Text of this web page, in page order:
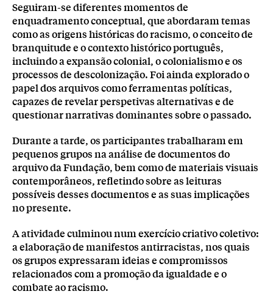
Seguiram-se diferentes momentos de
enquadramento conceptual, que abordaram temas
como as origens históricas do racismo, o conceito de
branquitude e o contexto histórico português,
incluindo a expansão colonial, o colonialismo e os
processos de descolonização. Foi ainda explorado o
papel dos arquivos como ferramentas políticas,
capazes de revelar perspetivas alternativas e de
questionar narrativas dominantes sobre o passado.
Durante a tarde, os participantes trabalharam em
pequenos grupos na análise de documentos do
arquivo da Fundação, bem como de materiais visuais
contemporâneos, refletindo sobre as leituras
possíveis desses documentos e as suas implicações
no presente.
A atividade culminou num exercício criativo coletivo:
a elaboração de manifestos antirracistas, nos quais
os grupos expressaram ideias e compromissos
relacionados com a promoção da igualdade e o
combate ao racismo.